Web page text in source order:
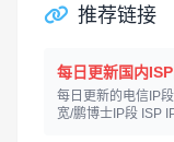
推荐链接
每日更新国内
每日更新的电信IP
宽/鹏博士IP段 ISP